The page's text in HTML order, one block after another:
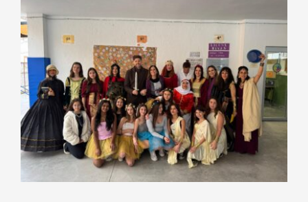
imagen
más
grande